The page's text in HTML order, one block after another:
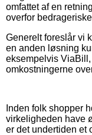
omfattet af en
overfor
Generelt foreslår vi
en anden løsning
eksempelvis
omkostningerne
Inden folk shopper
virkeligheden have
er det undertiden et